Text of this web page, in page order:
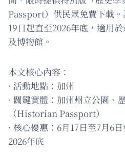
Passport）供民眾免費下載
19日起直至2026年底，適用
及博物館。
本文核心內容：
· 活動地點：加州
· 關鍵實體：加州州立公園、
（Historian Passport）
· 核心優惠：6月17日至7月6
2026年底